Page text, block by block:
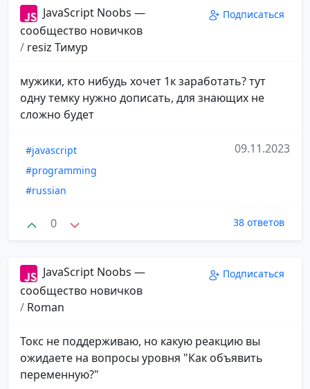
JavaScript Noobs —
сообщество новичков
/ resiz Тимур
Подписаться
мужики, кто нибудь хочет 1к заработать? тут
одну темку нужно дописать, для знающих не
сложно будет
#javascript
#programming
#russian
09.11.2023
0 38 ответов
JavaScript Noobs —
сообщество новичков
/ Roman
Подписаться
Токс не поддерживаю, но какую реакцию вы
ожидаете на вопросы уровня "Как объявить
переменную?"